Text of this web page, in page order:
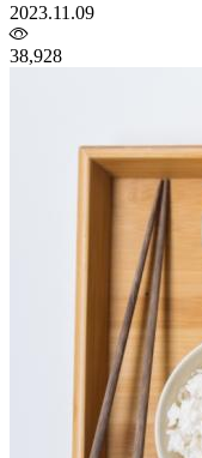
2023.11.09
38,928